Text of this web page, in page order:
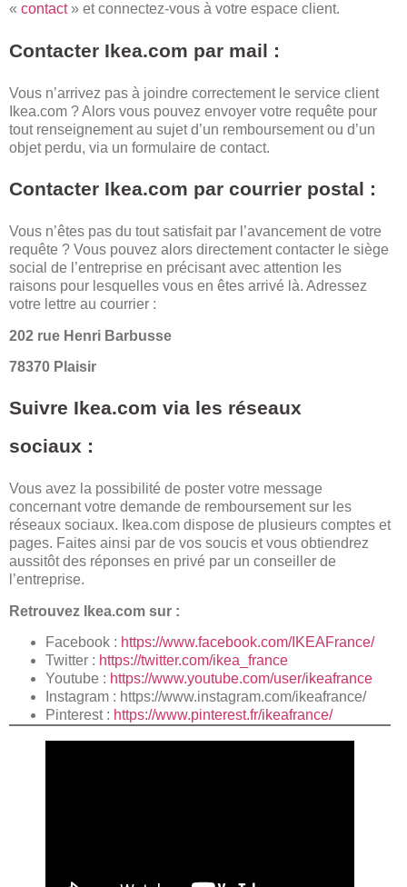
« contact» et connectez-vous à votre espace client.
Contacter Ikea.com par mail :
Vous n’arrivez pas à joindre correctement le service client
Ikea.com ? Alors vous pouvez envoyer votre requête pour
tout renseignement au sujet d’un remboursement ou d’un
objet perdu, via un formulaire de contact.
Contacter Ikea.com par courrier postal :
Vous n’êtes pas du tout satisfait par l’avancement de votre
requête ? Vous pouvez alors directement contacter le siège
social de l’entreprise en précisant avec attention les
raisons pour lesquelles vous en êtes arrivé là. Adressez
votre lettre au courrier :
202 rue Henri Barbusse
78370 Plaisir
Suivre Ikea.com via les réseaux
sociaux :
Vous avez la possibilité de poster votre message
concernant votre demande de remboursement sur les
réseaux sociaux. Ikea.com dispose de plusieurs comptes et
pages. Faites ainsi par de vos soucis et vous obtiendrez
aussitôt des réponses en privé par un conseiller de
l’entreprise.
Retrouvez Ikea.com sur :
Facebook : https://www.facebook.com/IKEAFrance/
Twitter : https://twitter.com/ikea_france
Youtube : https://www.youtube.com/user/ikeafrance
Instagram : https://www.instagram.com/ikeafrance/
Pinterest : https://www.pinterest.fr/ikeafrance/